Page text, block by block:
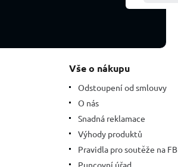
Vše o nákupu
Odstoupení od smlouvy
O nás
Snadná reklamace
Výhody produktů
Pravidla pro soutěže na FB
Puncovní úřad